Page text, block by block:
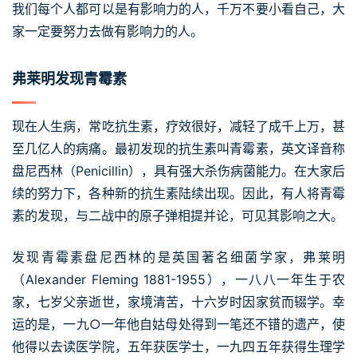
我们每个人都可以是有影响力的人，千万不要小看自己，大
家一定要努力去做有影响力的人。
弗莱明发现青霉素
现在人生病，常吃抗生素，疗效很好，减轻了成千上万，甚
至几亿人的病痛。最初发现的抗生素叫青霉素，英文译音称
盘尼西林（Penicillin），具有强大杀伤病菌能力。在大家后
续的努力下，各种新的抗生素陆续出现。因此，有人将青霉
素的发现，与二战中的原子弹相提并论，可见其影响之大。
发现青霉素盘尼西林的是英国著名细菌学家，弗莱明
（Alexander Fleming 1881-1955），一八八一年生于农
家，七岁父亲逝世，家境清苦，十六岁时因家贫而辍学。幸
运的是，一九○一年他自姑母处得到一笔还不错的遗产，使
他得以去读医学院，五年获医学士，一九四五年获得生理学